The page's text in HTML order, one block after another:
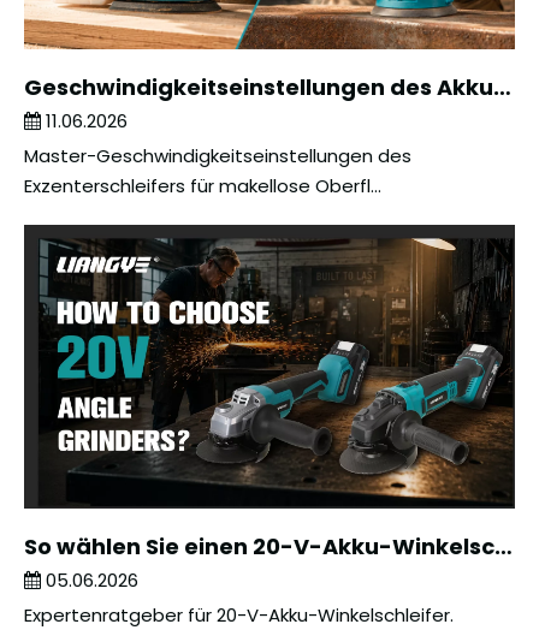
Geschwindigkeitseinstellungen des Akku-Exzenterschleifers für eine glatte Oberflächenbearbeitung
11.06.2026
Master-Geschwindigkeitseinstellungen des
Exzenterschleifers für makellose Oberfl...
So wählen Sie einen 20-V-Akku-Winkelschleifer zum Schneiden und Schleifen aus
05.06.2026
Expertenratgeber für 20-V-Akku-Winkelschleifer.